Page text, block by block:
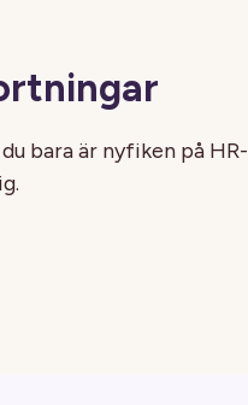
bara är nyfiken på HR-